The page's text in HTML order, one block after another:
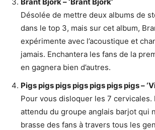
Désolée de mettre deux albums de
dans le top 3, mais sur cet album,
expérimente avec l’acoustique et
jamais. Enchantera les fans de la
en gagnera bien d’autres.
Pigs pigs pigs pigs pigs pigs pigs –
Pour vous disloquer les 7 cervicales.
attendu du groupe anglais barjot qui
brasse des fans à travers tous les